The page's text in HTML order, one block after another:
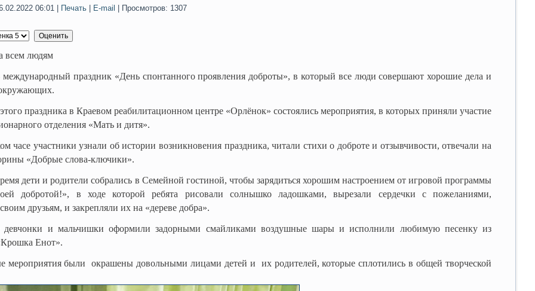
06:01 Печать E-mail | Просмотров: 1307
всем людям
праздник «День спонтанного проявления доброты», в который все люди совершают хорошие дела и
праздника в Краевом реабилитационном центре «Орлёнок» состоялись мероприятия, в которых приняли участие
отделения «Мать и дитя».
часе участники узнали об истории возникновения праздника, читали стихи о доброте и отзывчивости, отвечали на
«Добрые слова-ключики».
дети и родители собрались в Семейной гостиной, чтобы зарядиться хорошим настроением от игровой программы
добротой!», в ходе которой ребята рисовали солнышко ладошками, вырезали сердечки с пожеланиями,
друзьям, и закрепляли их на «дереве добра».
девчонки и мальчишки оформили задорными смайликами воздушные шары и исполнили любимую песенку из
Енот».
мероприятия были окрашены довольными лицами детей и их родителей, которые сплотились в общей творческой